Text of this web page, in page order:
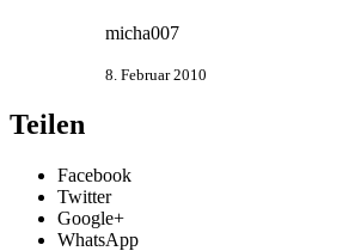
micha007
8. Februar 2010
Teilen
Facebook
Twitter
Google+
WhatsApp